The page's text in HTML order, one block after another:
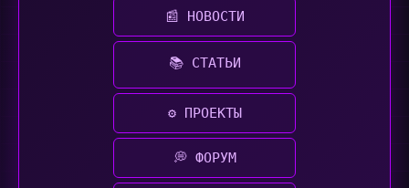
📰 НОВОСТИ
📚 СТАТЬИ
⚙️ ПРОЕКТЫ
💭 ФОРУМ